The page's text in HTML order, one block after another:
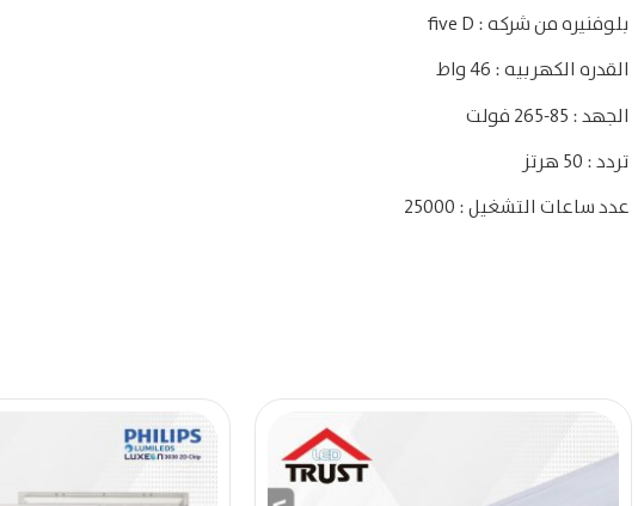
بلوفنيره من شركه : five D
القدره الكهربيه : 46 واط
الجهد : 85-265 فولت
تردد : 50 هرتز
عدد ساعات التشغيل : 25000